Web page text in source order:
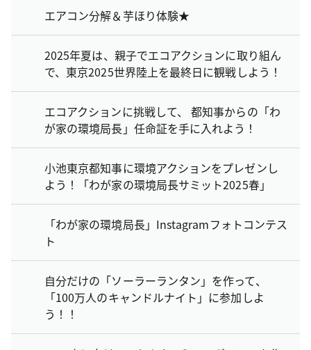
エアコン分解＆芋ほり体験★
2025年夏は、親子でエコアクションに取り組ん
で、東京2025世界陸上を最終日に観戦しよう！
エコアクションに挑戦して、 都知事からの「わ
が家の環境局長」任命証を手に入れよう！
小池東京都知事に環境アクションをプレゼンし
よう！「わが家の環境局長サミット2025春」
「わが家の環境局長」Instagramフォトコンテス
ト
自分だけの「ソーラーランタン」を作って、
「100万人のキャンドルナイト」に参加しよ
う！！